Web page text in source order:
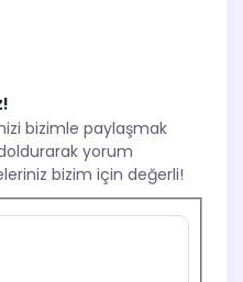
bizimle paylaşmak
yorum
bizim için değerli!